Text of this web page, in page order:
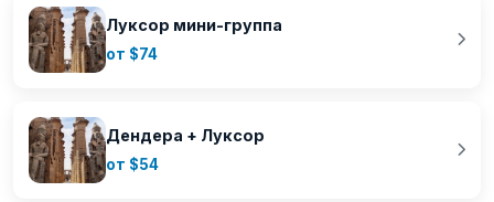
Луксор мини-группа
от $74
Дендера + Луксор
от $54